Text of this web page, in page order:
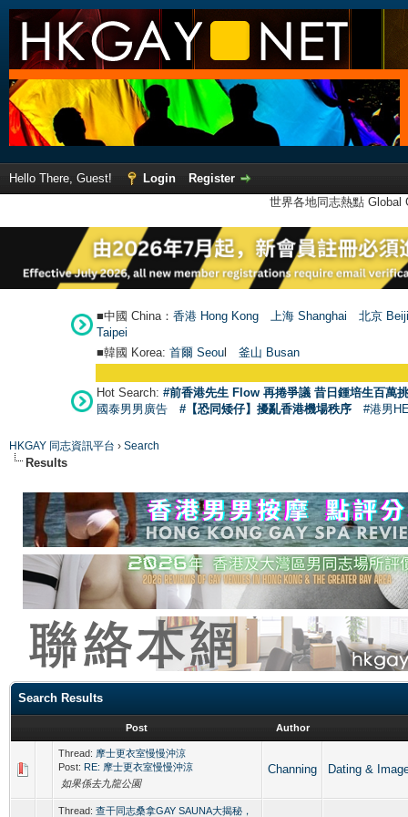
Hello There, Guest! Login
Register
世界各地同志熱點
■中國 China： 香港 Hong Kong 上海 Shanghai
北京
Taipei
■韓國 Korea: 首爾 Seoul 釜山 Busan
Hot Search: #前香港先生 Flow 再捲爭議 昔日鍾培生百萬
國泰男男廣告
#【恐同矮仔】擾亂香港機場秩序 #港男
HKGAY 同志資訊平台 › Search
Results
Search Results
Post Author
Thread: 摩士更衣室慢慢沖涼
Post: RE: 摩士更衣室慢慢沖涼
如果係去九龍公園
Channing Dating &
Thread: 查干同志桑拿GAY SAUNA大揭秘，